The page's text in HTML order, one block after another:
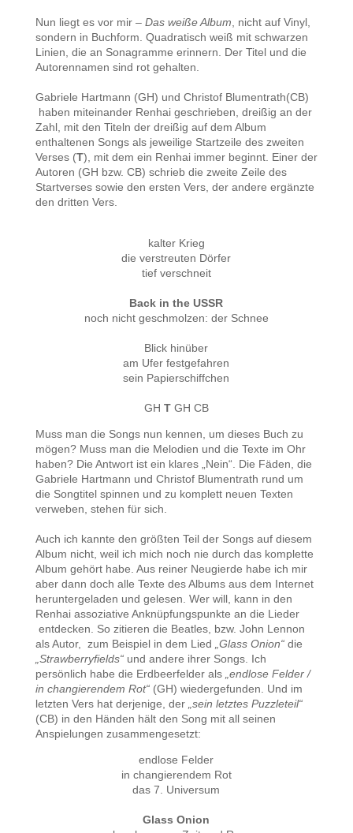
Nun liegt es vor mir – Das weiße Album , nicht auf Vinyl,
sondern in Buchform. Quadratisch weiß mit schwarzen
Linien, die an Sonagramme erinnern. Der Titel und die
Autorennamen sind rot gehalten.
Gabriele Hartmann (GH) und Christof Blumentrath(CB)
haben miteinander Renhai geschrieben, dreißig an der
Zahl, mit den Titeln der dreißig auf dem Album
enthaltenen Songs als jeweilige Startzeile des zweiten
Verses (T), mit dem ein Renhai immer beginnt. Einer der
Autoren (GH bzw. CB) schrieb die zweite Zeile des
Startverses sowie den ersten Vers, der andere ergänzte
den dritten Vers.
kalter Krieg
die verstreuten Dörfer
tief verschneit
Back in the USSR
noch nicht geschmolzen: der Schnee
Blick hinüber
am Ufer festgefahren
sein Papierschiffchen
GH TGH CB
Muss man die Songs nun kennen, um dieses Buch zu
mögen? Muss man die Melodien und die Texte im Ohr
haben? Die Antwort ist ein klares „Nein“. Die Fäden, die
Gabriele Hartmann und Christof Blumentrath rund um
die Songtitel spinnen und zu komplett neuen Texten
verweben, stehen für sich.
Auch ich kannte den größten Teil der Songs auf diesem
Album nicht, weil ich mich noch nie durch das komplette
Album gehört habe. Aus reiner Neugierde habe ich mir
aber dann doch alle Texte des Albums aus dem Internet
heruntergeladen und gelesen. Wer will, kann in den
Renhai assoziative Anknüpfungspunkte an die Lieder
entdecken. So zitieren die Beatles, bzw. John Lennon
als Autor, zum Beispiel in dem Lied
„Glass Onion“ die
„Strawberryfields“und andere ihrer Songs. Ich
persönlich habe die Erdbeerfelder als „endlose Felder /
in changierendem Rot“(GH) wiedergefunden. Und im
letzten Vers hat derjenige, der „sein letztes Puzzleteil“
(CB) in den Händen hält den Song mit all seinen
Anspielungen zusammengesetzt:
endlose Felder
in changierendem Rot
das 7. Universum
Glass Onion